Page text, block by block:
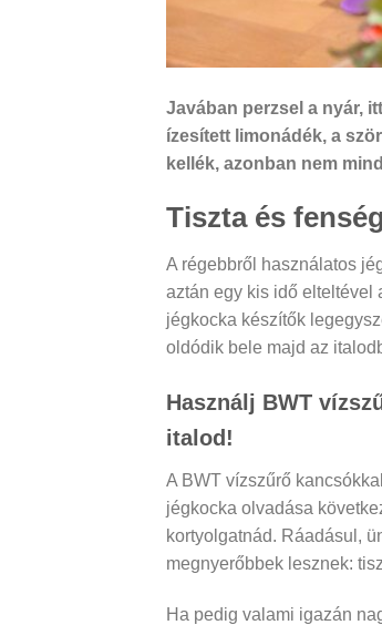
Javában perzsel a nyár,
ízesített limonádék, a
kellék, azonban nem
Tiszta és
A régebbről használatos
aztán egy kis idő elteltével
jégkocka készítők
oldódik bele majd az
Használj BWT
italod!
A BWT vízszűrő
jégkocka olvadása
kortyolgatnád. Ráadásul,
megnyerőbbek lesznek:
Ha pedig valami igazán